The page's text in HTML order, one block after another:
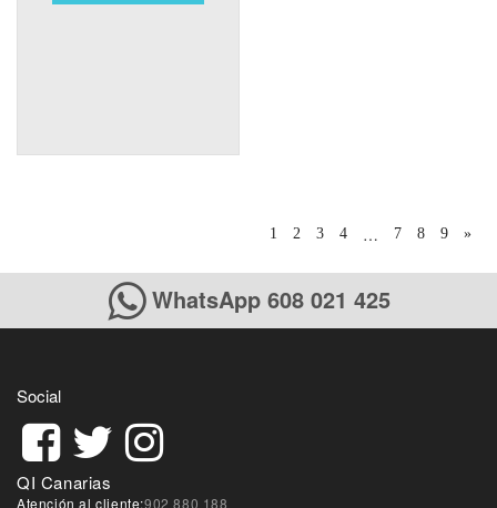
1 2 3 4 … 7 8 9 »
WhatsApp 608 021 425
Social
QI Canarias
Atención al cliente:902 880 188